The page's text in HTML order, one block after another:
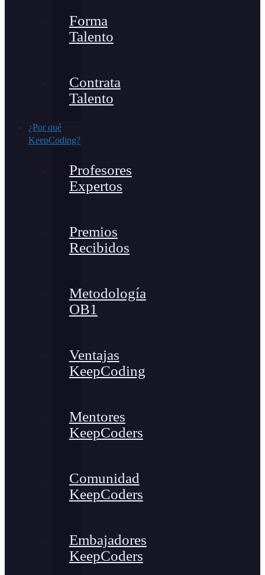
Forma
Talento
Contrata
Talento
¿Por qué
KeepCoding?
Profesores
Expertos
Premios
Recibidos
Metodología
OB1
Ventajas
KeepCoding
Mentores
KeepCoders
Comunidad
KeepCoders
Embajadores
KeepCoders